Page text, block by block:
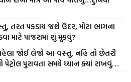
તરત પકડાય જશે ઉંદર, મોટા ભાગના
માટે પાંજરામાં શું મૂકવું?
જોઈ લેજો આ વસ્તુ, નહિ તો છેતરી
પુરાવતા સમયે ધ્યાન ક્યાં રાખવું…